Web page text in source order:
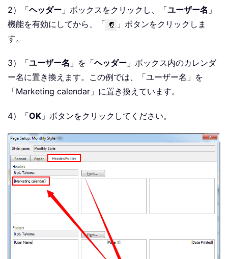
2）「ヘッダー 」ボックスをクリックし、「ユーザー名 」
機能を有効にしてから、「
」ボタンをクリックしま
す。
3）「ユーザー名 」を「ヘッダー 」ボックス内のカレンダ
ー名に置き換えます。この例では、「ユーザー名」を
「Marketing calendar」に置き換えています。
4）「OK 」ボタンをクリックしてください。